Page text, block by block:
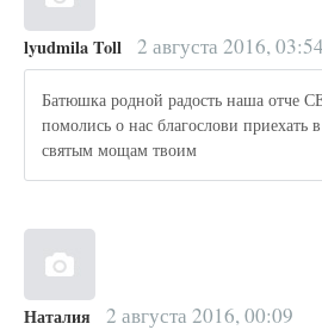
lyudmila Toll 2 августа 2016, 03:54
Батюшка родной радость наша отче
помолись о нас благослови приехать
святым мощам твоим
Наталия 2 августа 2016, 00:09